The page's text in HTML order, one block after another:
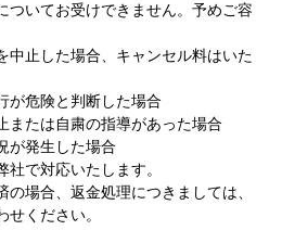
ついてお受けできません。予めご容
中止した場合、キャンセル料はいた
危険と判断した場合
たは自粛の指導があった場合
が発生した場合
で対応いたします。
場合、返金処理につきましては、
ください。